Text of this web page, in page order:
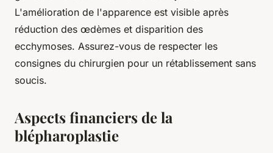
L'amélioration de l'apparence est visible après
réduction des œdèmes et disparition des
ecchymoses. Assurez-vous de respecter les
consignes du chirurgien pour un rétablissement sans
soucis.
Aspects financiers de la
blépharoplastie